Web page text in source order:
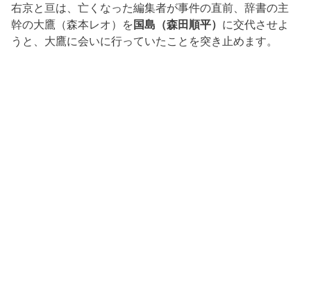
右京と亘は、亡くなった編集者が事件の直前、辞書の主
幹の大鷹（森本レオ）を 国島（森田順平） に交代させよ
うと、大鷹に会いに行っていたことを突き止めます。